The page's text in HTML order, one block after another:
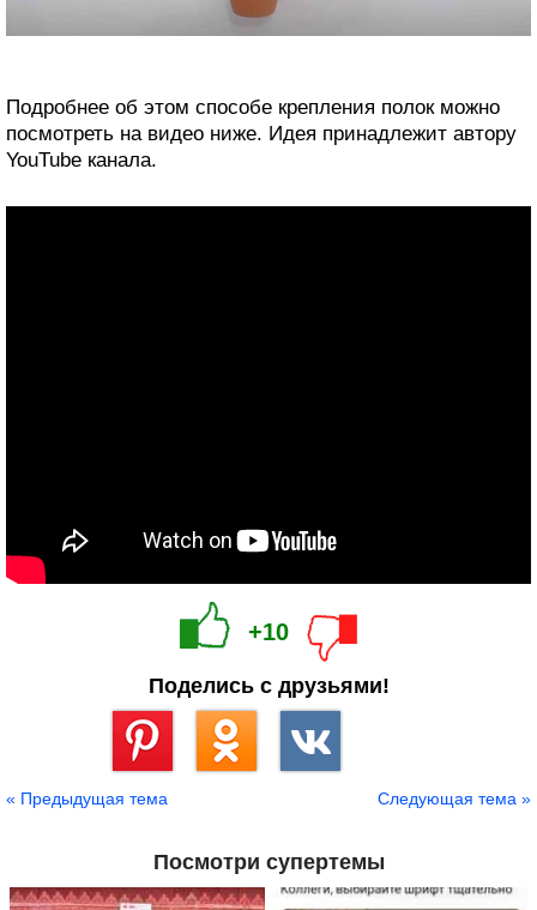
Подробнее об этом способе крепления полок можно
посмотреть на видео ниже. Идея принадлежит автору
YouTube канала.
+10
Поделись с друзьями!
« Предыдущая тема Следующая тема »
Посмотри супертемы